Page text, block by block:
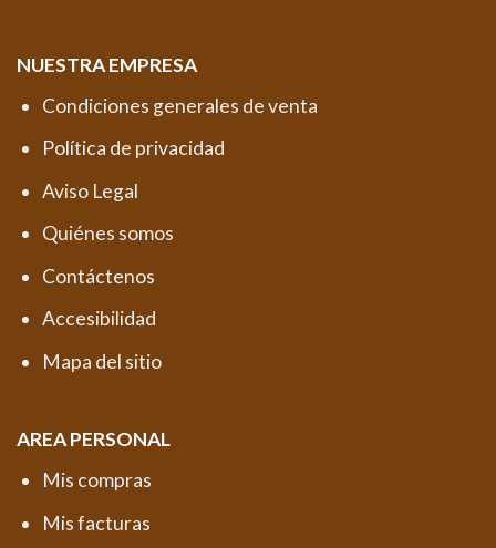
NUESTRA EMPRESA
Condiciones generales de venta
Política de privacidad
Aviso Legal
Quiénes somos
Contáctenos
Accesibilidad
Mapa del sitio
AREA PERSONAL
Mis compras
Mis facturas